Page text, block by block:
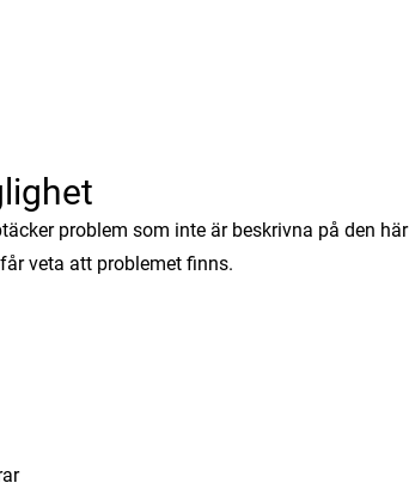
problem som inte är beskrivna på den här
veta att problemet finns.